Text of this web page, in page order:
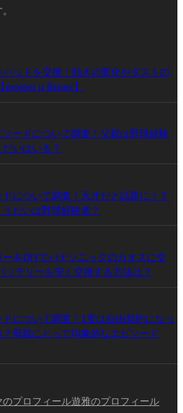
パッドを交換！効きの変化やダストの
project μ Bspec】
ードについて調査！父親は野球経験
いはいる？
について調査！天才だと話題に！？
だいは野球経験者？
ーをDIYでパナソニックのカオスに交
ッテリーを安く交換する方法は？
について調査！1度は自由契約になっ
母親にとって印象的なエピソード
のプロフィール遊雅のプロフィール